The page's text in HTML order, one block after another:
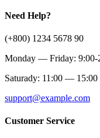
Need Help?
(+800) 1234 5678 90
Monday — Friday: 9:00-
Saturady: 11:00 — 15:00
support@example.com
Customer Service